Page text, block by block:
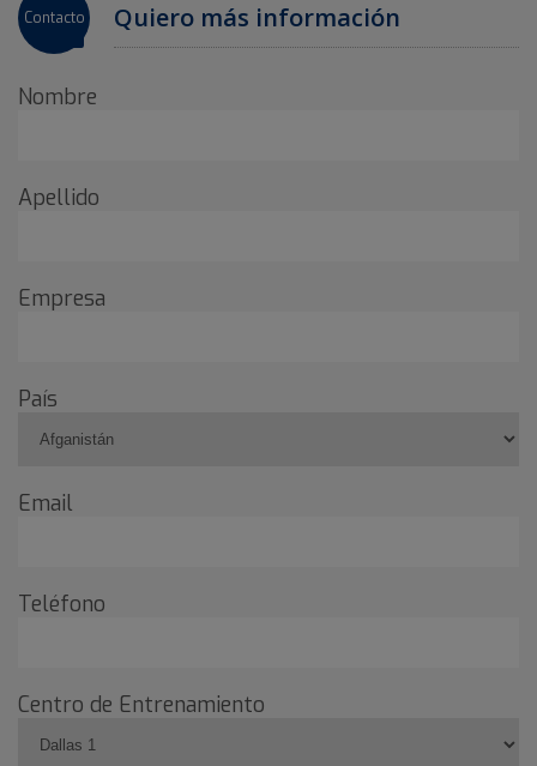
Contacto Quiero más información
Nombre
Apellido
Empresa
País
Email
Teléfono
Centro de Entrenamiento